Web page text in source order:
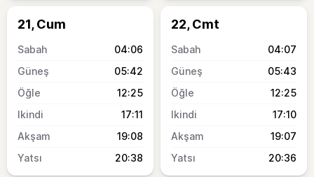
21, Cum
04:06
05:42
12:25
17:11
19:08
20:38
22, Cmt
04:07
05:43
12:25
17:10
19:07
20:36